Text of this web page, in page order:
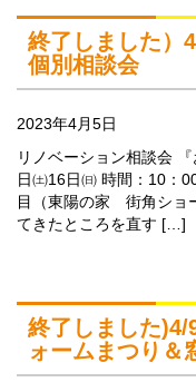
終了しました）
個別相談会
2023年4月5日
リノベーション相談会
日㈯16日㈰ 時間：10：
目（東陽の家 街角ショ
てきたところを直す […]
終了しました
ォームまつり＆